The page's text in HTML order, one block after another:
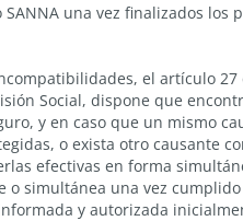
una vez finalizados los
el artículo 27
Social, dispone que
y en caso que un mismo
o exista otro causante
efectivas en forma
simultánea una vez
y autorizada